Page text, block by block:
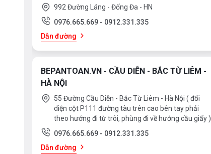
992 Đường Láng - Đống Đa - HN
0976.665.669 - 0912.331.335
Dẫn đường
BEPANTOAN.VN - CẦU DIỄN - BẮC TỪ LIÊM -
HÀ NỘI
55 Đường Cầu Diễn - Bắc Từ Liêm - Hà Nội ( đối
diện cột P111 đường tàu trên cao bên tay phải
theo hướng đi từ trôi, phùng đi về hướng cầu giấy )
0976.665.669 - 0912.331.335
Dẫn đường